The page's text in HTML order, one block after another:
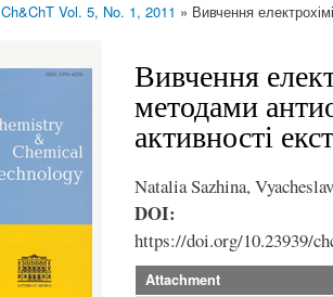
Ch&ChT Vol. 5, No. 1, 2011 » Вивчення
Вивчення
методами
активності
Natalia Sazhina,
DOI:
https://doi.org/10.23939/
Attachment